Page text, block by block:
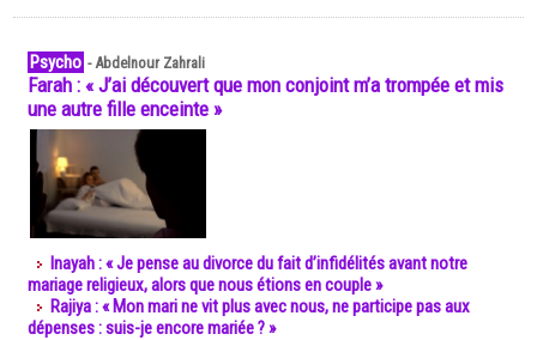
Psycho -Abdelnour Zahrali
Farah : « J’ai découvert que mon conjoint m’a trompée et mis
une autre fille enceinte »
Inayah : « Je pense au divorce du fait d’infidélités avant notre
mariage religieux, alors que nous étions en couple »
Rajiya : « Mon mari ne vit plus avec nous, ne participe pas aux
dépenses : suis-je encore mariée ? »